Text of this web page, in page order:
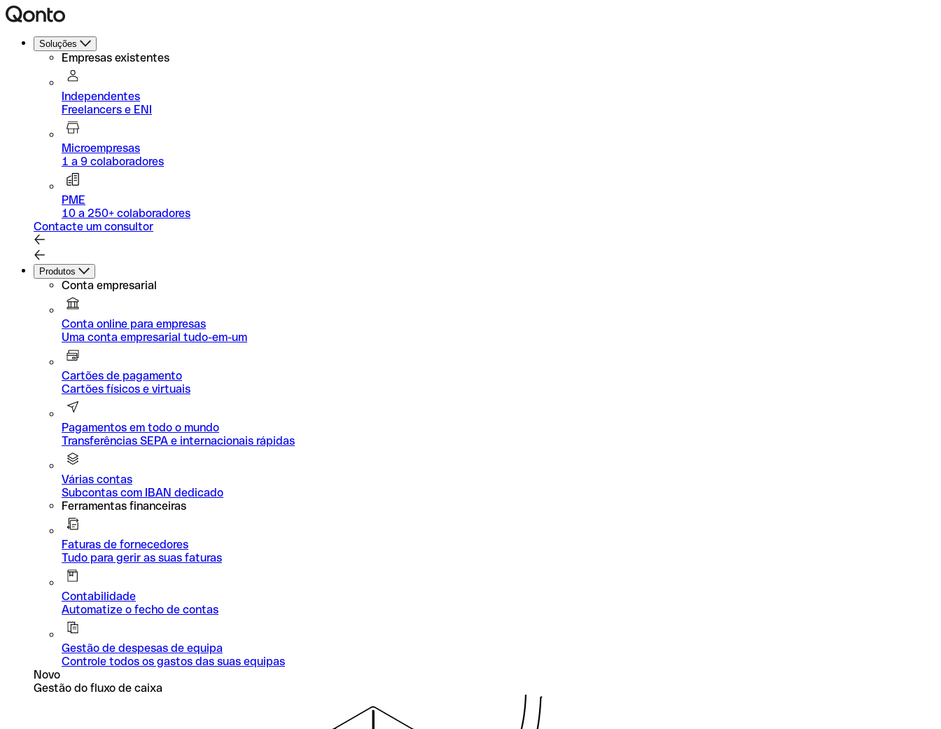
Soluções
Empresas existentes
Independentes
Freelancers e ENI
Microempresas
1 a 9 colaboradores
PME
10 a 250+ colaboradores
Contacte um consultor
Produtos
Conta empresarial
Conta online para empresas
Uma conta empresarial tudo-em-um
Cartões de pagamento
Cartões físicos e virtuais
Pagamentos em todo o mundo
Transferências SEPA e internacionais rápidas
Várias contas
Subcontas com IBAN dedicado
Ferramentas financeiras
Faturas de fornecedores
Tudo para gerir as suas faturas
Contabilidade
Automatize o fecho de contas
Gestão de despesas de equipa
Controle todos os gastos das suas equipas
Novo
Gestão do fluxo de caixa